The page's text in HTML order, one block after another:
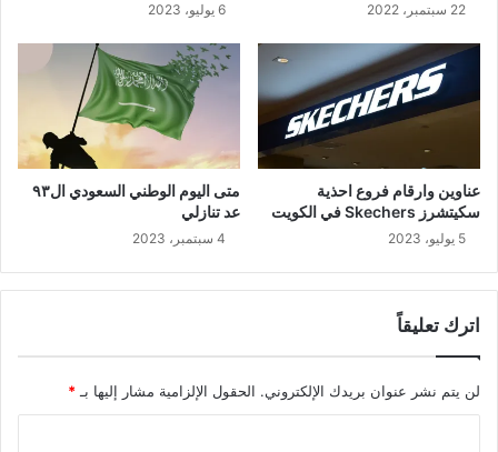
22 سبتمبر، 2022 6 يوليو، 2023
عناوين وارقام فروع احذية
سكيتشرز Skechers في الكويت
5 يوليو، 2023
متى اليوم الوطني السعودي ال٩٣
عد تنازلي
4 سبتمبر، 2023
اترك تعليقاً
لن يتم نشر عنوان بريدك الإلكتروني. الحقول الإلزامية مشار إليها بـ *